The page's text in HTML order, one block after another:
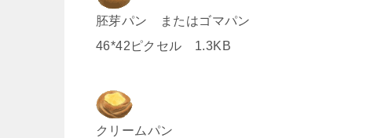
胚芽パン またはゴマパン
46*42ピクセル 1.3KB
クリームパン